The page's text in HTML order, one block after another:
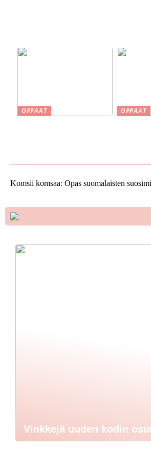
OPPAAT
OPPAAT
Komsii komsaa: Opas suomalaisten
Vinkkejä uuden kodin